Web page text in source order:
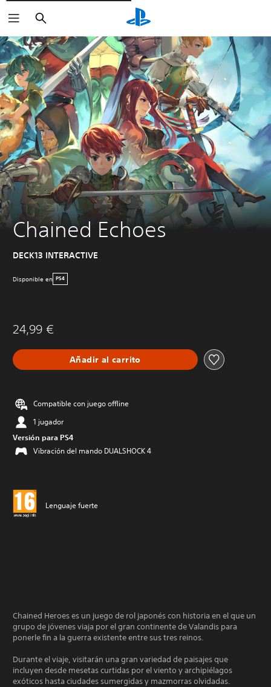
Buscar
Chained Echoes
DECK13 INTERACTIVE
Disponible en PS4
24,99 €
Añadir al carrito
Compatible con juego offline
1 jugador
Versión para PS4
Vibración del mando DUALSHOCK 4
Lenguaje fuerte
Chained Heroes es un juego de rol japonés con historia en el que un
grupo de jóvenes viaja por el gran continente de Valandis para
ponerle fin a la guerra existente entre sus tres reinos.
Durante el viaje, visitarán una gran variedad de paisajes que
incluyen desde mesetas curtidas por el viento y archipiélagos
exóticos hasta ciudades sumergidas y mazmorras olvidadas.